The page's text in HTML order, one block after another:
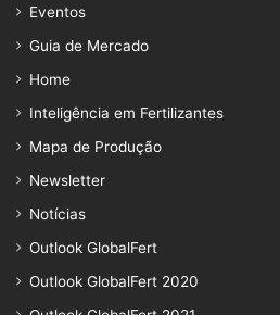
Eventos
Guia de Mercado
Home
Inteligência em Fertilizantes
Mapa de Produção
Newsletter
Notícias
Outlook GlobalFert
Outlook GlobalFert 2020